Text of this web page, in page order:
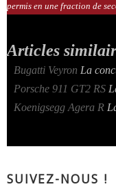
permis en une fraction de
Articles
Bugatti Veyron La
Porsche 911 GT2 RS
Koenigsegg Agera R
SUIVEZ-NOUS !